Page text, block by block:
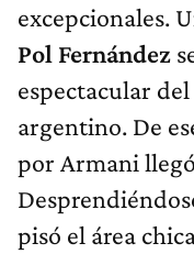
excepcionales.
Pol Fernández
espectacular
argentino. De
por Armani
pisó el área